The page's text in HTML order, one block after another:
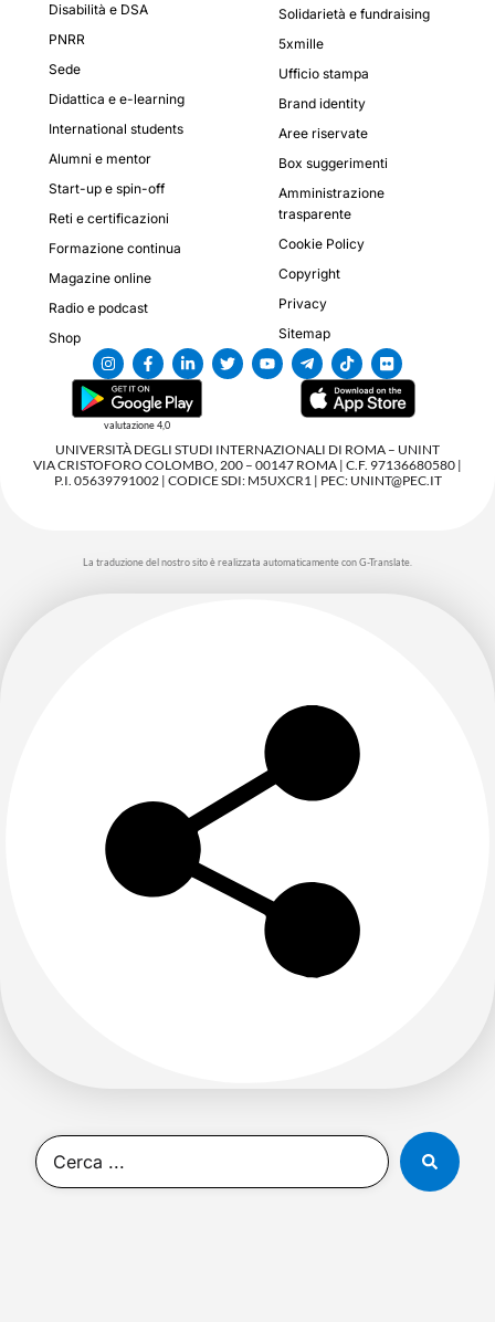
Disabilità e DSA
PNRR
Sede
Didattica e e-learning
International students
Alumni e mentor
Start-up e spin-off
Reti e certificazioni
Formazione continua
Magazine online
Radio e podcast
Shop
Solidarietà e fundraising
5xmille
Ufficio stampa
Brand identity
Aree riservate
Box suggerimenti
Amministrazione
trasparente
Cookie Policy
Copyright
Privacy
Sitemap
valutazione 4,0
UNIVERSITÀ DEGLI STUDI INTERNAZIONALI DI ROMA – UNINT
VIA CRISTOFORO COLOMBO, 200 – 00147 ROMA | C.F. 97136680580 |
P.I. 05639791002 | CODICE SDI: M5UXCR1 | PEC: UNINT@PEC.IT
La traduzione del nostro sito è realizzata automaticamente con G-Translate.